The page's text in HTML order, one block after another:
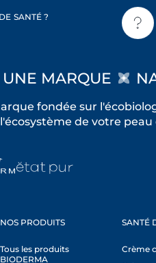
SANTÉ ?
MARQUE
fondée sur
de votre
NOS PRODUITS
Tous les produits
BIODERMA
SANTÉ
Crème